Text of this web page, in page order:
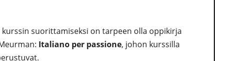
suorittamiseksi on tarpeen olla oppikirja
Italiano per passione, johon kurssilla